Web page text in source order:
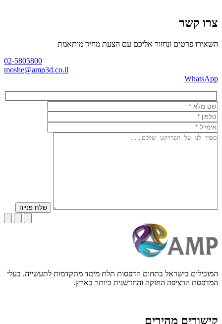
צרו קשר
השאירו פרטים ונחזור אליכם עם הצעת מחיר מותאמת
02-5805800
moshe@amp3d.co.il
WhatsApp
שלח פנייה
המובילים בישראל בתחום הדפסות תלת מימד מתקדמות לתעשייה. בעלי
המדפסת הרציפה החזקה והחדשנית ביותר בארץ.
קישורים מהירים